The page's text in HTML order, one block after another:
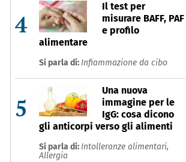
4
Il test per
misurare BAFF, PAF
e profilo
alimentare
Si parla di: Infiammazione da cibo
5
Una nuova
immagine per le
IgG: cosa dicono
gli anticorpi verso gli alimenti
Si parla di: Intolleranze alimentari,
Allergia